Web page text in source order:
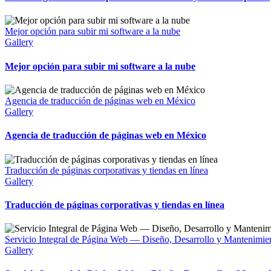
Mejor opción para subir mi software a la nube
Gallery
Mejor opción para subir mi software a la nube
Agencia de traducción de páginas web en México
Gallery
Agencia de traducción de páginas web en México
Traducción de páginas corporativas y tiendas en línea
Gallery
Traducción de páginas corporativas y tiendas en línea
Servicio Integral de Página Web — Diseño, Desarrollo y
Gallery